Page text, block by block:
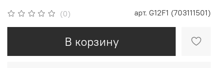
(0) арт. G12F1 (703111501)
В корзину